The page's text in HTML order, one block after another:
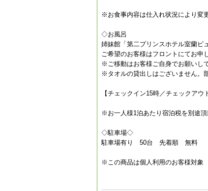
※お食事内容は仕入れ状況により変
◇お風呂
姉妹館「第二プリンスホテル室蘭ビ
ご希望のお客様はフロントにてお申
※ご移動はお客様ご自身でお願いし
※タオルの貸出しはございません。
【チェックイン15時／チェックアウ
※お一人様1泊あたり宿泊税を別途頂
◇駐車場◇
駐車場有り 50台 先着順 無料
※この商品は個人利用のお客様対象